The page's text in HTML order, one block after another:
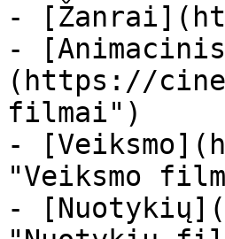
-
-
(https://
filmai")
-
"Veiksmo
-